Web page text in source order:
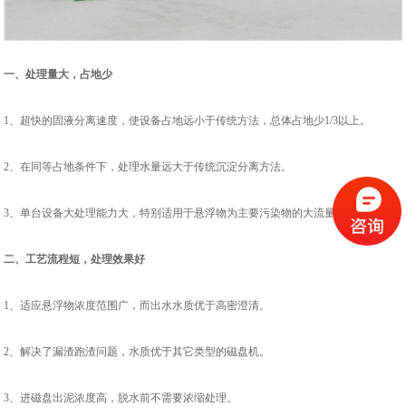
一、处理量大，占地少
1、超快的固液分离速度，使设备占地远小于传统方法，总体占地少1/3以上。
2、在同等占地条件下，处理水量远大于传统沉淀分离方法。
3、单台设备大处理能力大，特别适用于悬浮物为主要污染物的大流量废水净化。
二、工艺流程短，处理效果好
1、适应悬浮物浓度范围广，而出水水质优于高密澄清。
2、解决了漏渣跑渣问题，水质优于其它类型的磁盘机。
3、进磁盘出泥浓度高，脱水前不需要浓缩处理。